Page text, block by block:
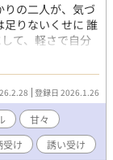
りの二人が、気づ
足りないくせに 誰
て、軽さで自分
て恋人だった、
本郷ルカが二人
に、 気づけばお互
。離れれば気に
繋がりたくな
「もうお前しか
てていく初恋のそ
登録日 2026.1.26
甘々
受け 誘い受け